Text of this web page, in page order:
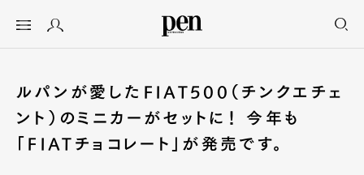
ルパンが愛したFIAT500（チンクエチェ
ント）のミニカーがセットに！ 今年も
「FIATチョコレート」が発売です。